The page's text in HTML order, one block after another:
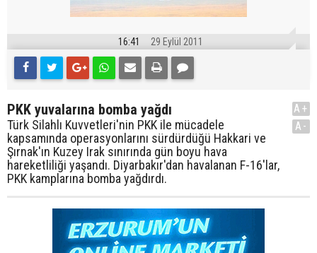
16:41 29 Eylül 2011
PKK yuvalarına bomba yağdı
Türk Silahlı Kuvvetleri'nin PKK ile mücadele
kapsamında operasyonlarını sürdürdüğü Hakkari ve
Şırnak'ın Kuzey Irak sınırında gün boyu hava
hareketliliği yaşandı. Diyarbakır'dan havalanan F-16'lar,
PKK kamplarına bomba yağdırdı.
A+
A-